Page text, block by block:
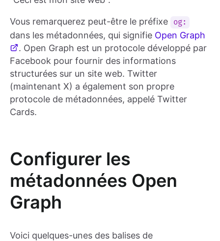
Vous remarquerez peut-être le préfixe og:
dans les métadonnées, qui signifie Open Graph
. Open Graph est un protocole développé par
Facebook pour fournir des informations
structurées sur un site web. Twitter
(maintenant X) a également son propre
protocole de métadonnées, appelé Twitter
Cards.
Configurer les
métadonnées Open
Graph
Voici quelques-unes des balises de